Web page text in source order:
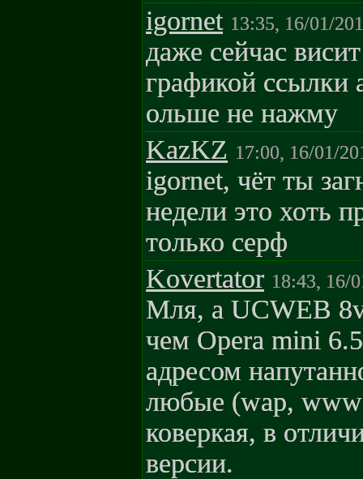
igornet 13:35, 16/01/
даже сейчас
графикой ссылки
ольше не нажму
KazKZ 17:00, 16/01/
igornet, чёт ты
недели это хоть
только серф
Kovertator 18:43, 16/
Мля, а UCWEB
чем Opera mini
адресом
любые (wap,
коверкая, в
версии.